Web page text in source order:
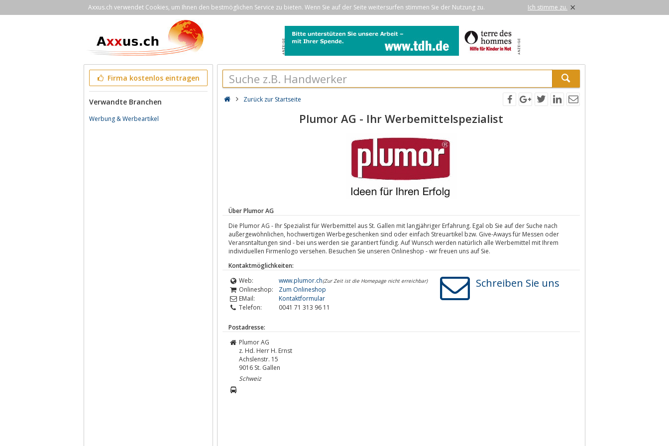
Axxus.ch verwendet Cookies, um Ihnen den bestmöglichen Service zu bieten. Wenn Sie auf der Seite weitersurfen stimmen Sie der Nutzung zu. Ich stimme zu. ×
Firma kostenlos eintragen
Verwandte Branchen
Werbung & Werbeartikel
Zurück zur Startseite
Plumor AG - Ihr Werbemittelspezialist
Über Plumor AG
Die Plumor AG - Ihr Spezialist für Werbemittel aus St. Gallen mit langjähriger Erfahrung. Egal ob Sie auf der Suche nach
außergewöhnlichen, hochwertigen Werbegeschenken sind oder einfach Streuartikel bzw. Give-Aways für Messen oder
Veransntaltungen sind - bei uns werden sie garantiert fündig. Auf Wunsch werden natürlich alle Werbemittel mit Ihrem
individuellen Firmenlogo versehen. Besuchen Sie unseren Onlineshop - wir freuen uns auf Sie.
Kontaktmöglichkeiten:
Web:
www.plumor.ch(Zur Zeit ist die Homepage nicht erreichbar)
Onlineshop:
Zum Onlineshop
EMail:
Kontaktformular
Telefon:
0041 71 313 96 11
Schreiben Sie uns
Postadresse:
Plumor AG
z. Hd. Herr H. Ernst
Achslenstr. 15
9016 St. Gallen
Schweiz